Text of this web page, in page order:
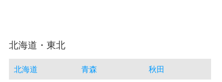
北海道・東北
北海道 青森 秋田